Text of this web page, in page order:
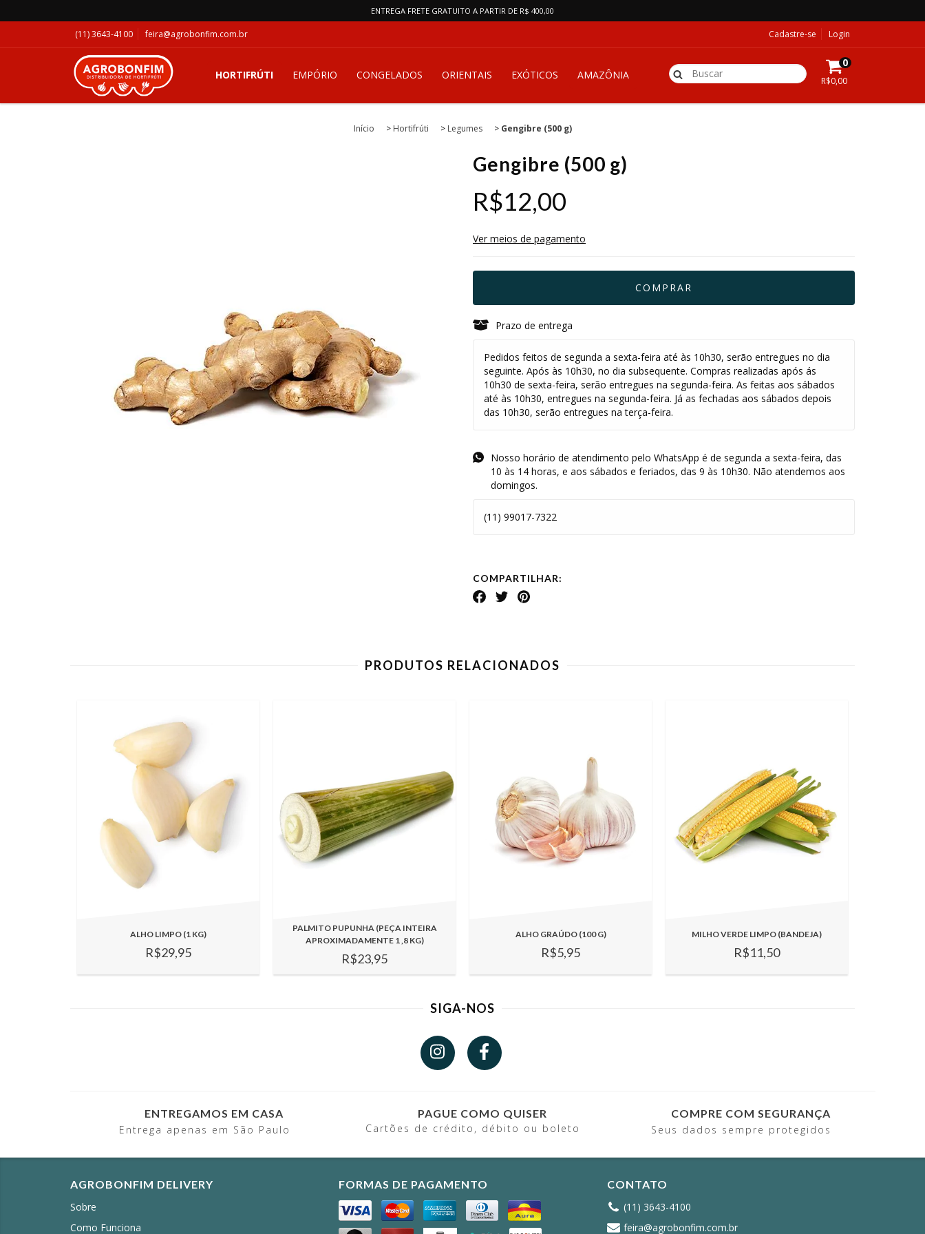
ENTREGA FRETE GRATUITO A PARTIR DE R$ 400,00
(11) 3643-4100 feira@agrobonfim.com.br Cadastre-se Login
HORTIFRÚTI EMPÓRIO CONGELADOS ORIENTAIS EXÓTICOS AMAZÔNIA
0
R$0,00
Início > Hortifrúti > Legumes > Gengibre (500 g)
Gengibre (500 g)
R$12,00
Ver meios de pagamento
Prazo de entrega
Pedidos feitos de segunda a sexta-feira até às 10h30, serão entregues no dia
seguinte. Após às 10h30, no dia subsequente. Compras realizadas após ás
10h30 de sexta-feira, serão entregues na segunda-feira. As feitas aos sábados
até às 10h30, entregues na segunda-feira. Já as fechadas aos sábados depois
das 10h30, serão entregues na terça-feira.
Nosso horário de atendimento pelo WhatsApp é de segunda a sexta-feira, das
10 às 14 horas, e aos sábados e feriados, das 9 às 10h30. Não atendemos aos
domingos.
(11) 99017-7322
COMPARTILHAR:
PRODUTOS RELACIONADOS
ALHO LIMPO (1 KG)
R$29,95
PALMITO PUPUNHA (PEÇA INTEIRA
APROXIMADAMENTE 1 ,8 KG)
R$23,95
ALHO GRAÚDO (100 G)
R$5,95
MILHO VERDE LIMPO (BANDEJA)
R$11,50
SIGA-NOS
ENTREGAMOS EM CASA
Entrega apenas em São Paulo
PAGUE COMO QUISER
Cartões de crédito, débito ou boleto
COMPRE COM SEGURANÇA
Seus dados sempre protegidos
AGROBONFIM DELIVERY
Sobre
Como Funciona
FORMAS DE PAGAMENTO
CONTATO
(11) 3643-4100
feira@agrobonfim.com.br